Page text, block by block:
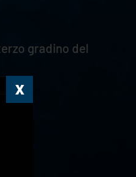
gradino del